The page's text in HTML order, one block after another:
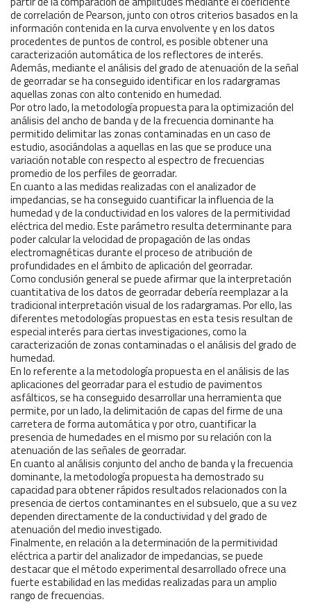
de correlación de Pearson, junto con otros criterios basados en la
información contenida en la curva envolvente y en los datos
procedentes de puntos de control, es posible obtener una
caracterización automática de los reflectores de interés.
Además, mediante el análisis del grado de atenuación de la señal
de georradar se ha conseguido identificar en los radargramas
aquellas zonas con alto contenido en humedad.
Por otro lado, la metodología propuesta para la optimización del
análisis del ancho de banda y de la frecuencia dominante ha
permitido delimitar las zonas contaminadas en un caso de
estudio, asociándolas a aquellas en las que se produce una
variación notable con respecto al espectro de frecuencias
promedio de los perfiles de georradar.
En cuanto a las medidas realizadas con el analizador de
impedancias, se ha conseguido cuantificar la influencia de la
humedad y de la conductividad en los valores de la permitividad
eléctrica del medio. Este parámetro resulta determinante para
poder calcular la velocidad de propagación de las ondas
electromagnéticas durante el proceso de atribución de
profundidades en el ámbito de aplicación del georradar.
Como conclusión general se puede afirmar que la interpretación
cuantitativa de los datos de georradar debería reemplazar a la
tradicional interpretación visual de los radargramas. Por ello, las
diferentes metodologías propuestas en esta tesis resultan de
especial interés para ciertas investigaciones, como la
caracterización de zonas contaminadas o el análisis del grado de
humedad.
En lo referente a la metodología propuesta en el análisis de las
aplicaciones del georradar para el estudio de pavimentos
asfálticos, se ha conseguido desarrollar una herramienta que
permite, por un lado, la delimitación de capas del firme de una
carretera de forma automática y por otro, cuantificar la
presencia de humedades en el mismo por su relación con la
atenuación de las señales de georradar.
En cuanto al análisis conjunto del ancho de banda y la frecuencia
dominante, la metodología propuesta ha demostrado su
capacidad para obtener rápidos resultados relacionados con la
presencia de ciertos contaminantes en el subsuelo, que a su vez
dependen directamente de la conductividad y del grado de
atenuación del medio investigado.
Finalmente, en relación a la determinación de la permitividad
eléctrica a partir del analizador de impedancias, se puede
destacar que el método experimental desarrollado ofrece una
fuerte estabilidad en las medidas realizadas para un amplio
rango de frecuencias.